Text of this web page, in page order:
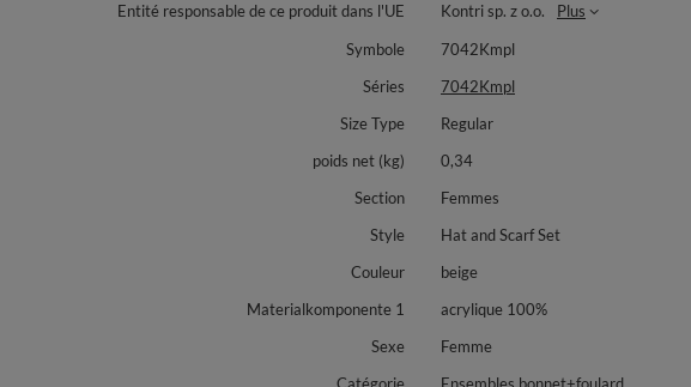
Entité responsable de ce produit dans l'UE
Kontri sp. z o.o.
Plus
Symbole
7042Kmpl
Séries
7042Kmpl
Size Type
Regular
poids net (kg)
0,34
Section
Femmes
Style
Hat and Scarf Set
Couleur
beige
Materialkomponente 1
acrylique 100%
Sexe
Femme